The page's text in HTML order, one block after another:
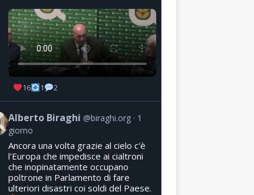
16 1 2
Alberto Biraghi @biraghi.org
1
giorno
Ancora una volta grazie al cielo c'è
l'Europa che impedisce ai cialtroni
che inopinatamente occupano
poltrone in Parlamento di fare
ulteriori disastri coi soldi del Paese.